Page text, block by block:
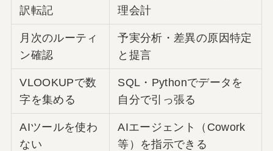
訳転記
理会計
月次のルーティ
ン確認
予実分析・差異の原因特定
と提言
VLOOKUPで数
字を集める
SQL・Pythonでデータを
自分で引っ張る
AIツールを使わ
ない
AIエージェント（Cowork
等）を指示できる